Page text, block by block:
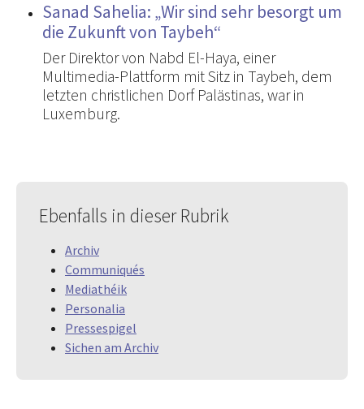
Sanad Sahelia: „Wir sind sehr besorgt um
die Zukunft von Taybeh“
Der Direktor von Nabd El-Haya, einer
Multimedia-Plattform mit Sitz in Taybeh, dem
letzten christlichen Dorf Palästinas, war in
Luxemburg.
Ebenfalls in dieser Rubrik
Archiv
Communiqués
Mediathéik
Personalia
Pressespigel
Sichen am Archiv